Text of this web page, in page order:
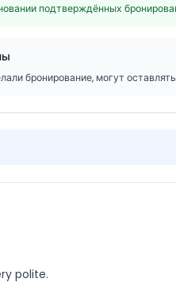
подтверждённых
бронирование, могут
polite.